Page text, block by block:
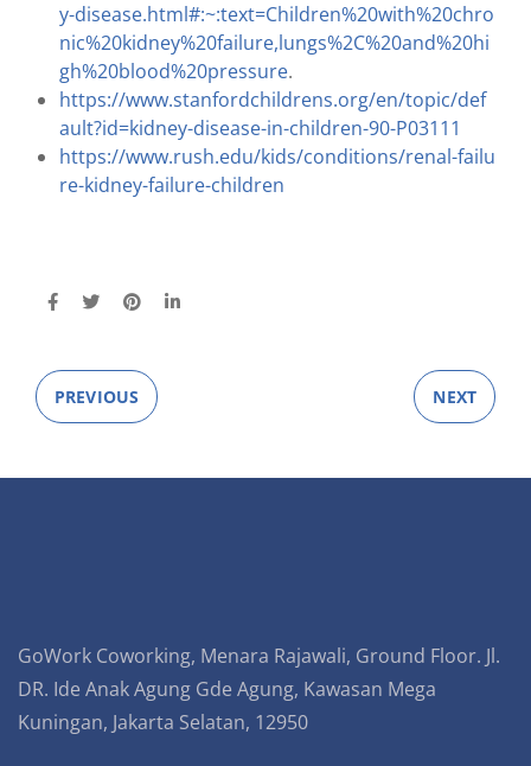
y-disease.html#:~:text=Children%20with%20chro
nic%20kidney%20failure,lungs%2C%20and%20hi
gh%20blood%20pressure.
https://www.stanfordchildrens.org/en/topic/def
ault?id=kidney-disease-in-children-90-P03111
https://www.rush.edu/kids/conditions/renal-failu
re-kidney-failure-children
PREVIOUS NEXT
GoWork Coworking, Menara Rajawali, Ground Floor. Jl.
DR. Ide Anak Agung Gde Agung, Kawasan Mega
Kuningan, Jakarta Selatan, 12950